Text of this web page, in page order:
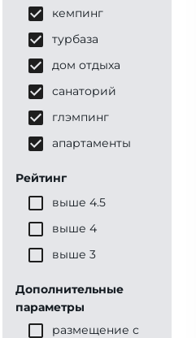
кемпинг
турбаза
дом отдыха
санаторий
глэмпинг
апартаменты
Рейтинг
выше 4.5
выше 4
выше 3
Дополнительные
параметры
размещение с